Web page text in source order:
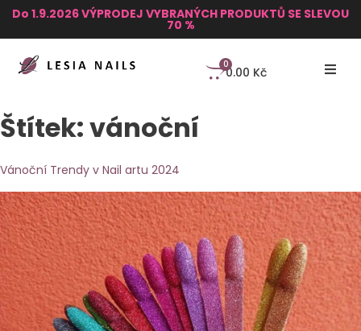
Do 1.9.2026 VÝPRODEJ VYBRANÝCH PRODUKTŮ SE SLEVOU
70 %
0.00 Kč
0
Štítek:vánoční
Vánoční Trendy v Nail artu 2024